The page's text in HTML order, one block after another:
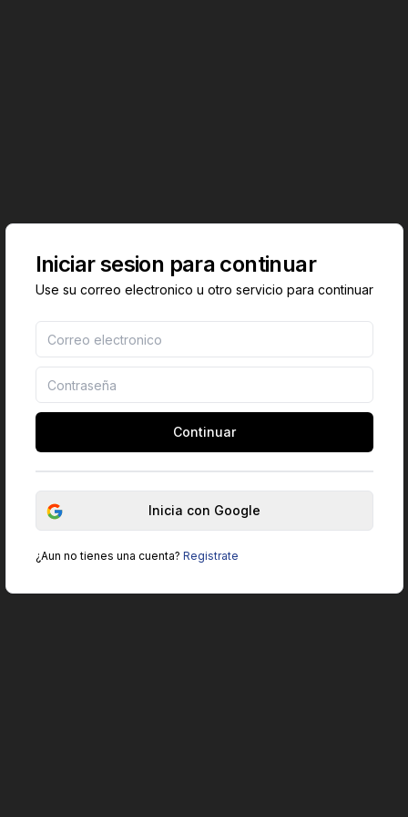
Iniciar sesion para continuar
Use su correo electronico u otro servicio para continuar
Continuar
Inicia con Google
¿Aun no tienes una cuenta? Registrate